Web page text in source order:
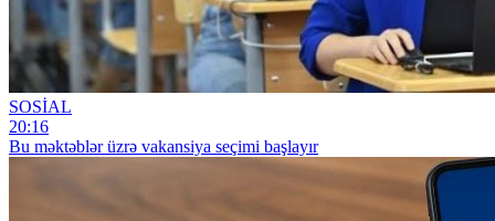
SOSİAL
20:16
Bu məktəblər üzrə vakansiya seçimi başlayır